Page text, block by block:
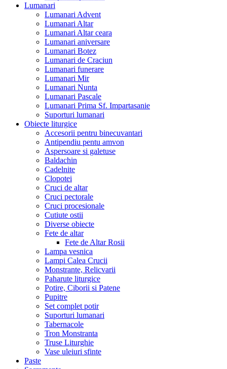
Lumanari
Lumanari Advent
Lumanari Altar
Lumanari Altar ceara
Lumanari aniversare
Lumanari Botez
Lumanari de Craciun
Lumanari funerare
Lumanari Mir
Lumanari Nunta
Lumanari Pascale
Lumanari Prima Sf. Impartasanie
Suporturi lumanari
Obiecte liturgice
Accesorii pentru binecuvantari
Antipendiu pentu amvon
Aspersoare si galetuse
Baldachin
Cadelnite
Clopotei
Cruci de altar
Cruci pectorale
Cruci procesionale
Cutiute ostii
Diverse obiecte
Fete de altar
Fete de Altar Rosii
Lampa vesnica
Lampi Calea Crucii
Monstrante, Relicvarii
Paharute liturgice
Potire, Ciborii si Patene
Pupitre
Set complet potir
Suporturi lumanari
Tabernacole
Tron Monstranta
Truse Liturghie
Vase uleiuri sfinte
Paste